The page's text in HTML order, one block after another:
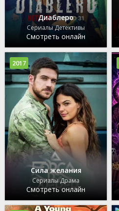
Диаблеро
Сериалы Детективы
Смотреть онлайн
Сила желания
Сериалы Драма
Смотреть онлайн
2017